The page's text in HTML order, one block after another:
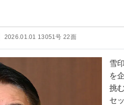
2026.01.01 13051号 22面
雪
を
挑
セ